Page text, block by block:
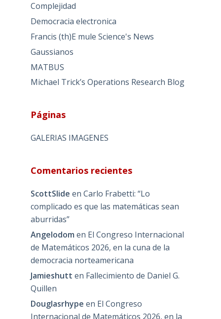
Complejidad
Democracia electronica
Francis (th)E mule Science's News
Gaussianos
MATBUS
Michael Trick’s Operations Research Blog
Páginas
GALERIAS IMAGENES
Comentarios recientes
ScottSlide en Carlo Frabetti: “Lo
complicado es que las matemáticas sean
aburridas”
Angelodom en El Congreso Internacional
de Matemáticos 2026, en la cuna de la
democracia norteamericana
Jamieshutt en Fallecimiento de Daniel G.
Quillen
Douglasrhype en El Congreso
Internacional de Matemáticos 2026, en la